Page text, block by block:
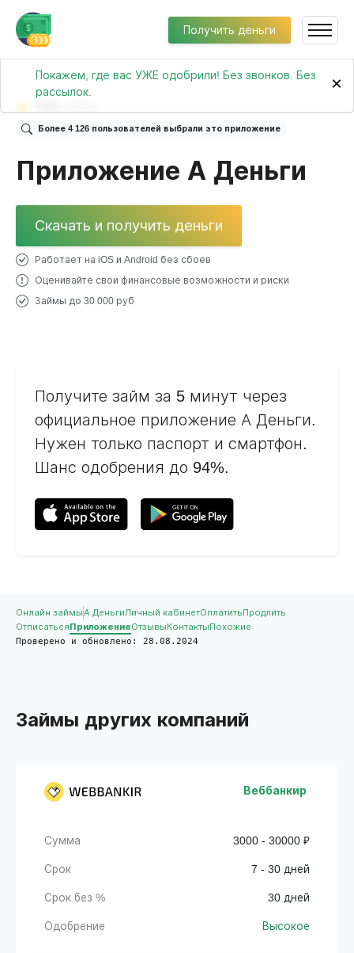
Получить деньги
Покажем, где вас УЖЕ одобрили! Без звонков. Без
рассылок.
×
Более 4 126 пользователей выбрали это приложение
Приложение А Деньги
Скачать и получить деньги
Работает на iOS и Android без сбоев
Оценивайте свои финансовые возможности и риски
Займы до 30 000 руб
Получите займ за 5 минут через
официальное приложение А Деньги.
Нужен только паспорт и смартфон.
Шанс одобрения до 94%.
Онлайн займыА ДеньгиЛичный кабинетОплатить Продлить
Отписаться ПриложениеОтзывы Контакты Похожие
Проверено и обновлено: 28.08.2024
Займы других компаний
Веббанкир
Сумма 3000 - 30000 ₽
Срок 7 - 30 дней
Срок без % 30 дней
Одобрение Высокое